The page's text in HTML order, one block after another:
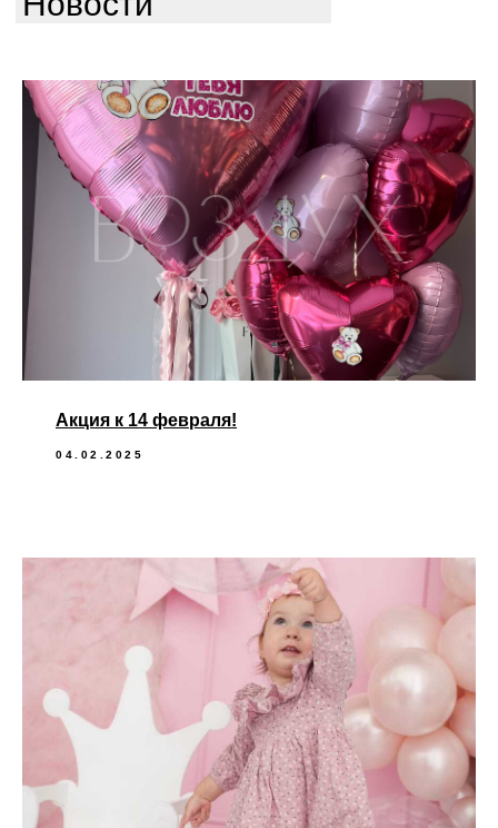
Акция к 14 февраля!
04.02.2025